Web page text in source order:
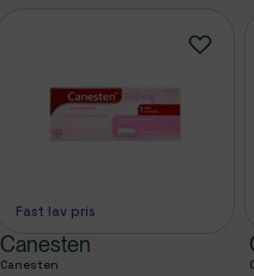
Fast lav pris
Canesten
Canesten